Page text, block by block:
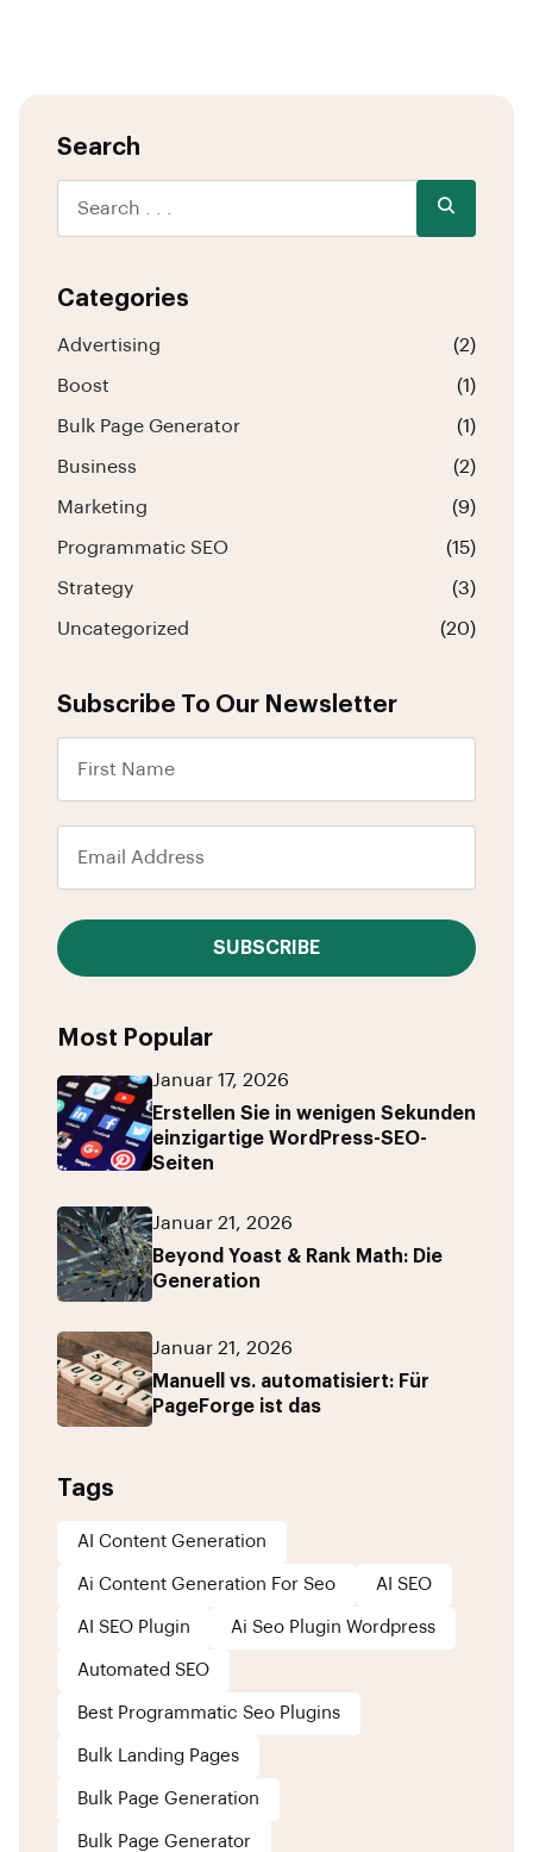
Search
Categories
Advertising (2)
Boost (1)
Bulk Page Generator (1)
Business (2)
Marketing (9)
Programmatic SEO (15)
Strategy (3)
Uncategorized (20)
Subscribe To Our Newsletter
SUBSCRIBE
Most Popular
Januar 17, 2026
Erstellen Sie in wenigen Sekunden
einzigartige WordPress-SEO-
Seiten
Januar 21, 2026
Beyond Yoast & Rank Math: Die
Generation
Januar 21, 2026
Manuell vs. automatisiert: Für
PageForge ist das
Tags
AI Content Generation
Ai Content Generation For Seo AI SEO
AI SEO Plugin Ai Seo Plugin Wordpress
Automated SEO
Best Programmatic Seo Plugins
Bulk Landing Pages
Bulk Page Generation
Bulk Page Generator